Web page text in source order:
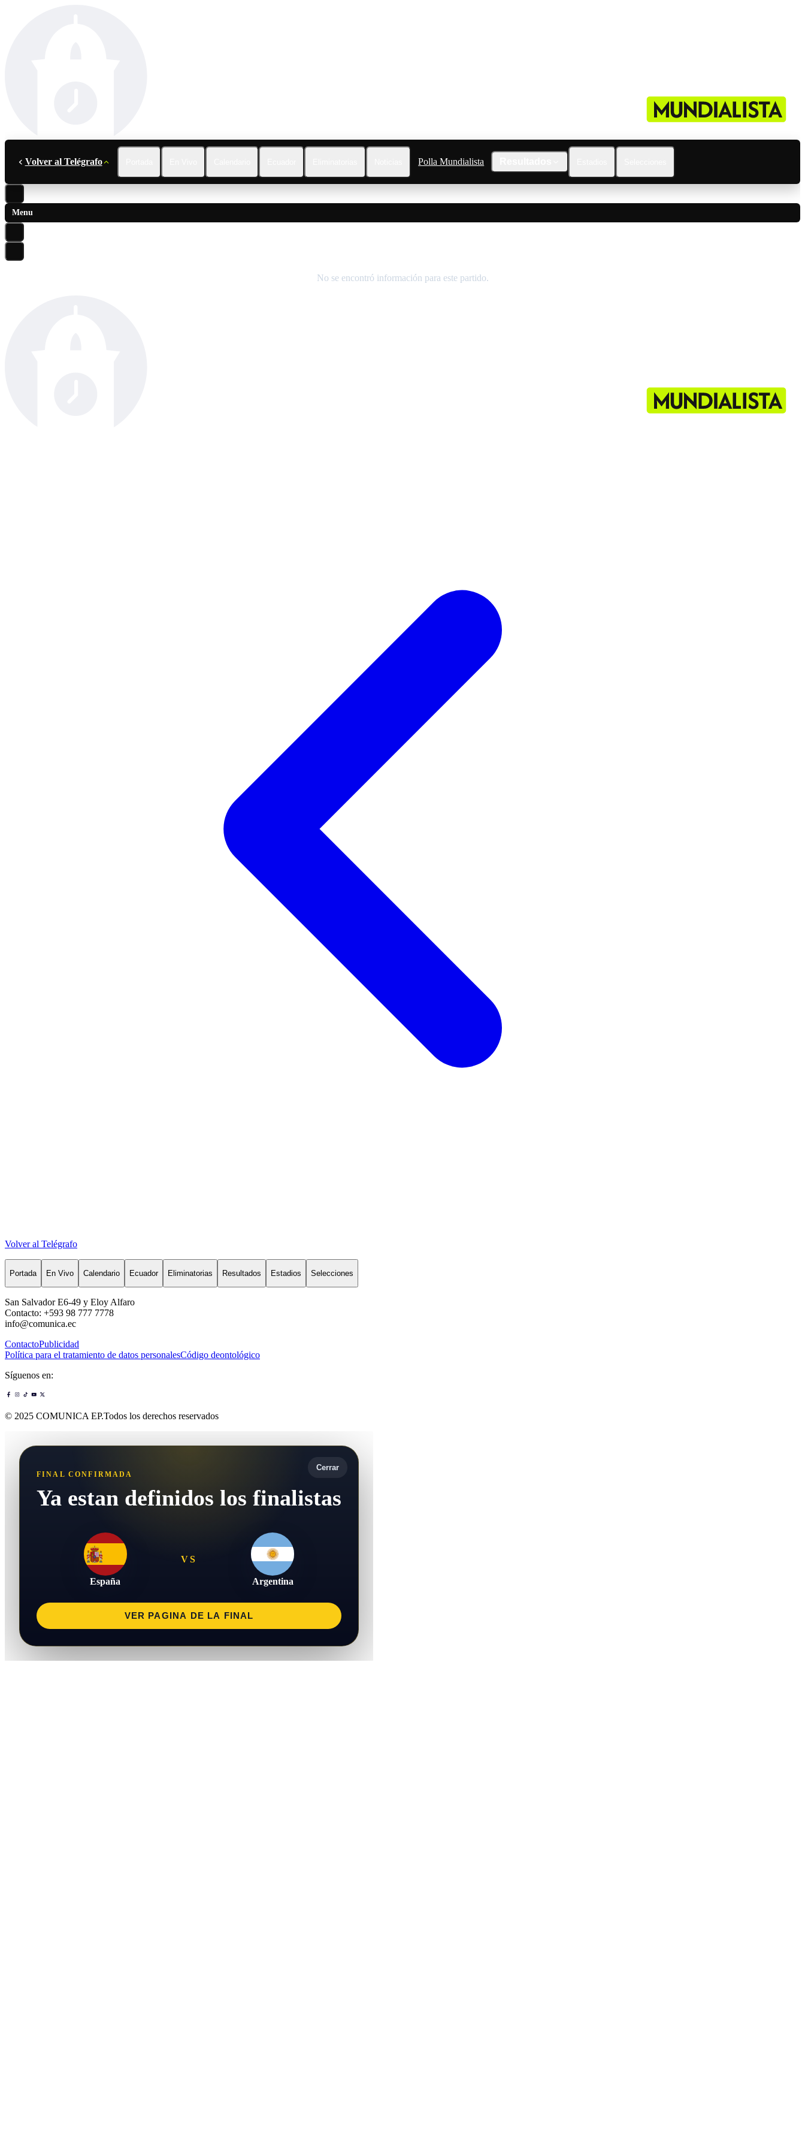
Volver al Telégrafo Polla Mundialista
Menu
No se encontró información para este partido.
Volver al Telégrafo
Portada En Vivo Calendario Ecuador Eliminatorias Resultados Estadios Selecciones
San Salvador E6-49 y Eloy Alfaro
Contacto: +593 98 777 7778
info@comunica.ec
ContactoPublicidad
Política para el tratamiento de datos personalesCódigo deontológico
Síguenos en:
© 2025 COMUNICA EP.Todos los derechos reservados
Cerrar
FINAL CONFIRMADA
Ya estan definidos los finalistas
España
VS
Argentina
VER PAGINA DE LA FINAL